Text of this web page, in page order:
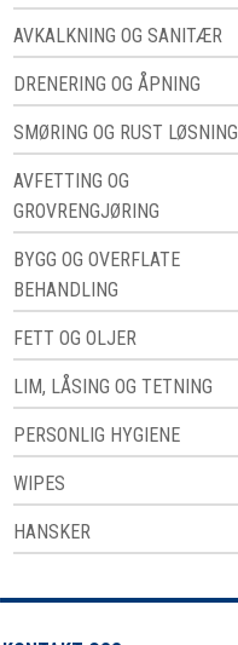
AVKALKNING OG SANITÆR
DRENERING OG ÅPNING
SMØRING OG RUST LØSNING
AVFETTING OG
GROVRENGJØRING
BYGG OG OVERFLATE
BEHANDLING
FETT OG OLJER
LIM, LÅSING OG TETNING
PERSONLIG HYGIENE
WIPES
HANSKER